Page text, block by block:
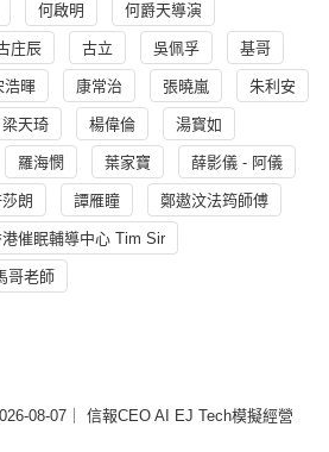
何啟明 何爵天導演
庄辰 古立 吳佩孚 基哥
浩暉 康常治 張曉嵐 朱利安
梁天琦 楊偉倫 湯寳如
羅海憫 葉家寶 薛影儀 - 阿儀
朗 譚雁瞳 鄭遨汶法筠師傅
催眠輔導中心 Tim Sir
哥老師
08-07｜ 信報CEO AI EJ Tech模擬經營